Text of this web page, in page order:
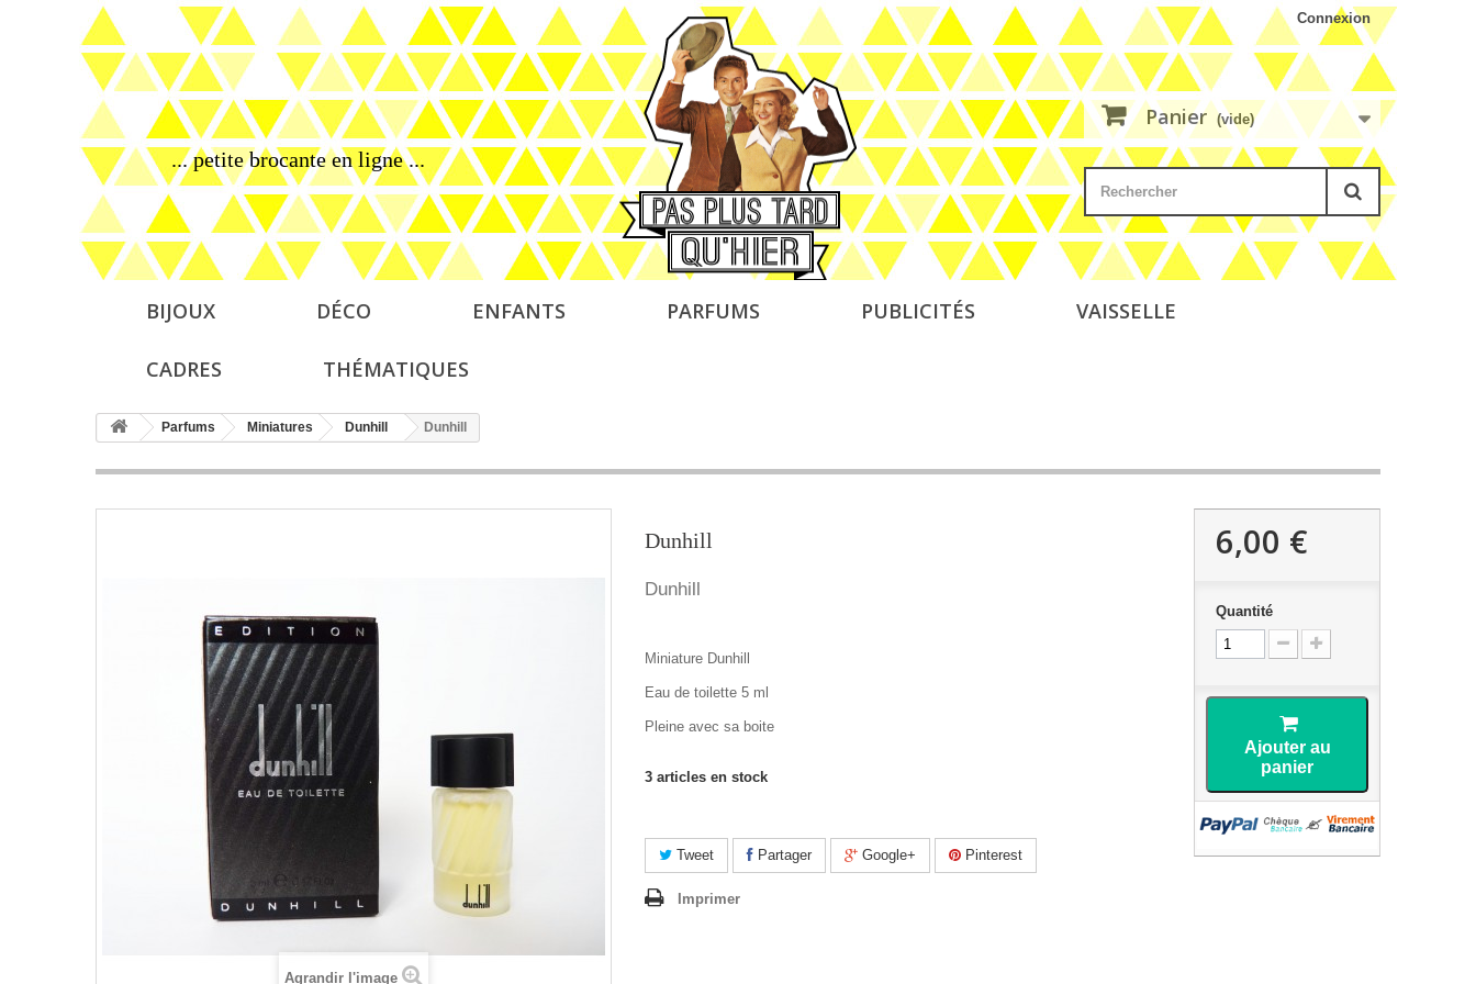
... petite brocante en ligne ...
Connexion
Panier (vide)
BIJOUX DÉCO ENFANTS PARFUMS PUBLICITÉS VAISSELLE
CADRES THÉMATIQUES
Parfums Miniatures Dunhill Dunhill
Agrandir l'image
Dunhill
Dunhill
Miniature Dunhill
Eau de toilette 5 ml
Pleine avec sa boite
3 articles en stock
Tweet Partager Google+ Pinterest
Imprimer
6,00 €
Quantité
Ajouter au
panier